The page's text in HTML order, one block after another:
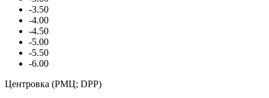
-3.50
-4.00
-4.50
-5.00
-5.50
-6.00
Центровка (РМЦ; DPP)